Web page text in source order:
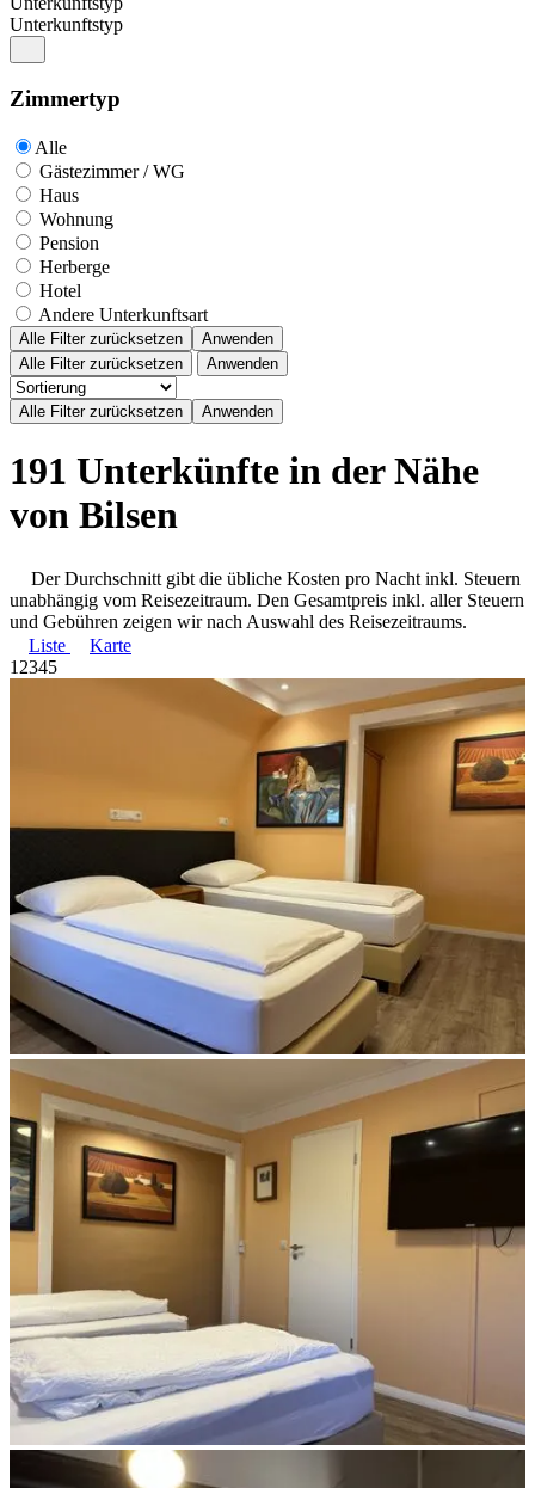
Unterkunftstyp
Zimmertyp
Alle
Gästezimmer / WG
Haus
Wohnung
Pension
Herberge
Hotel
Andere Unterkunftsart
Alle Filter zurücksetzen
Anwenden
Alle Filter zurücksetzen
Anwenden
191 Unterkünfte in der Nähe
von Bilsen
Der Durchschnitt gibt die übliche Kosten pro Nacht inkl. Steuern
unabhängig vom Reisezeitraum. Den Gesamtpreis inkl. aller Steuern
und Gebühren zeigen wir nach Auswahl des Reisezeitraums.
Liste
Karte
1 2345